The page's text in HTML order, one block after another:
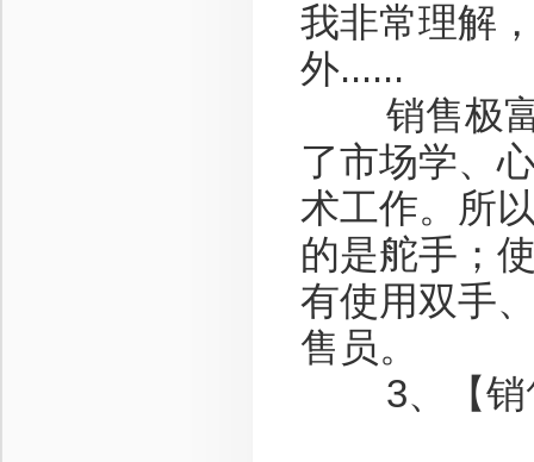
我非常理解
外......
销售极富
了市场学、
术工作。所
的是舵手；
有使用双手
售员。
3、【销